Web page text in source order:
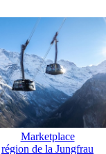
Marketplace
région de la Jungfrau